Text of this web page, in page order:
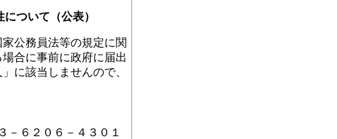
ついて（公表）
公務員法等の規定に関
合に事前に政府に届出
に該当しませんので、
－６２０６－４３０１